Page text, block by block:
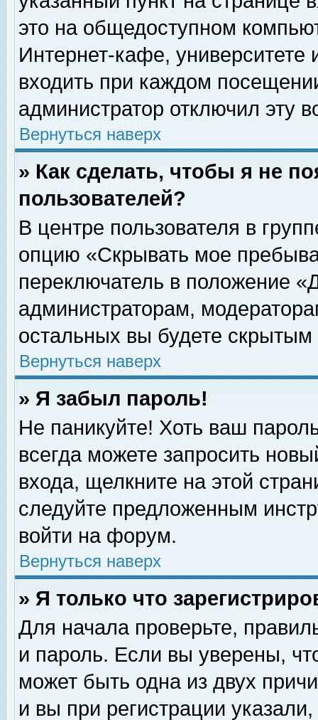
это на общедоступном
Интернет-кафе, университете
входить при каждом
администратор отключил эту
Вернуться наверх
» Как сделать, чтобы я не
пользователей?
В центре пользователя в
опцию «Скрывать мое
переключатель в положение
администраторам,
остальных вы будете скрытым
Вернуться наверх
» Я забыл пароль!
Не паникуйте! Хоть ваш
всегда можете запросить
входа, щелкните на этой
следуйте предложенным
войти на форум.
Вернуться наверх
» Я только что
Для начала проверьте,
и пароль. Если вы уверены,
может быть одна из двух
и вы при регистрации